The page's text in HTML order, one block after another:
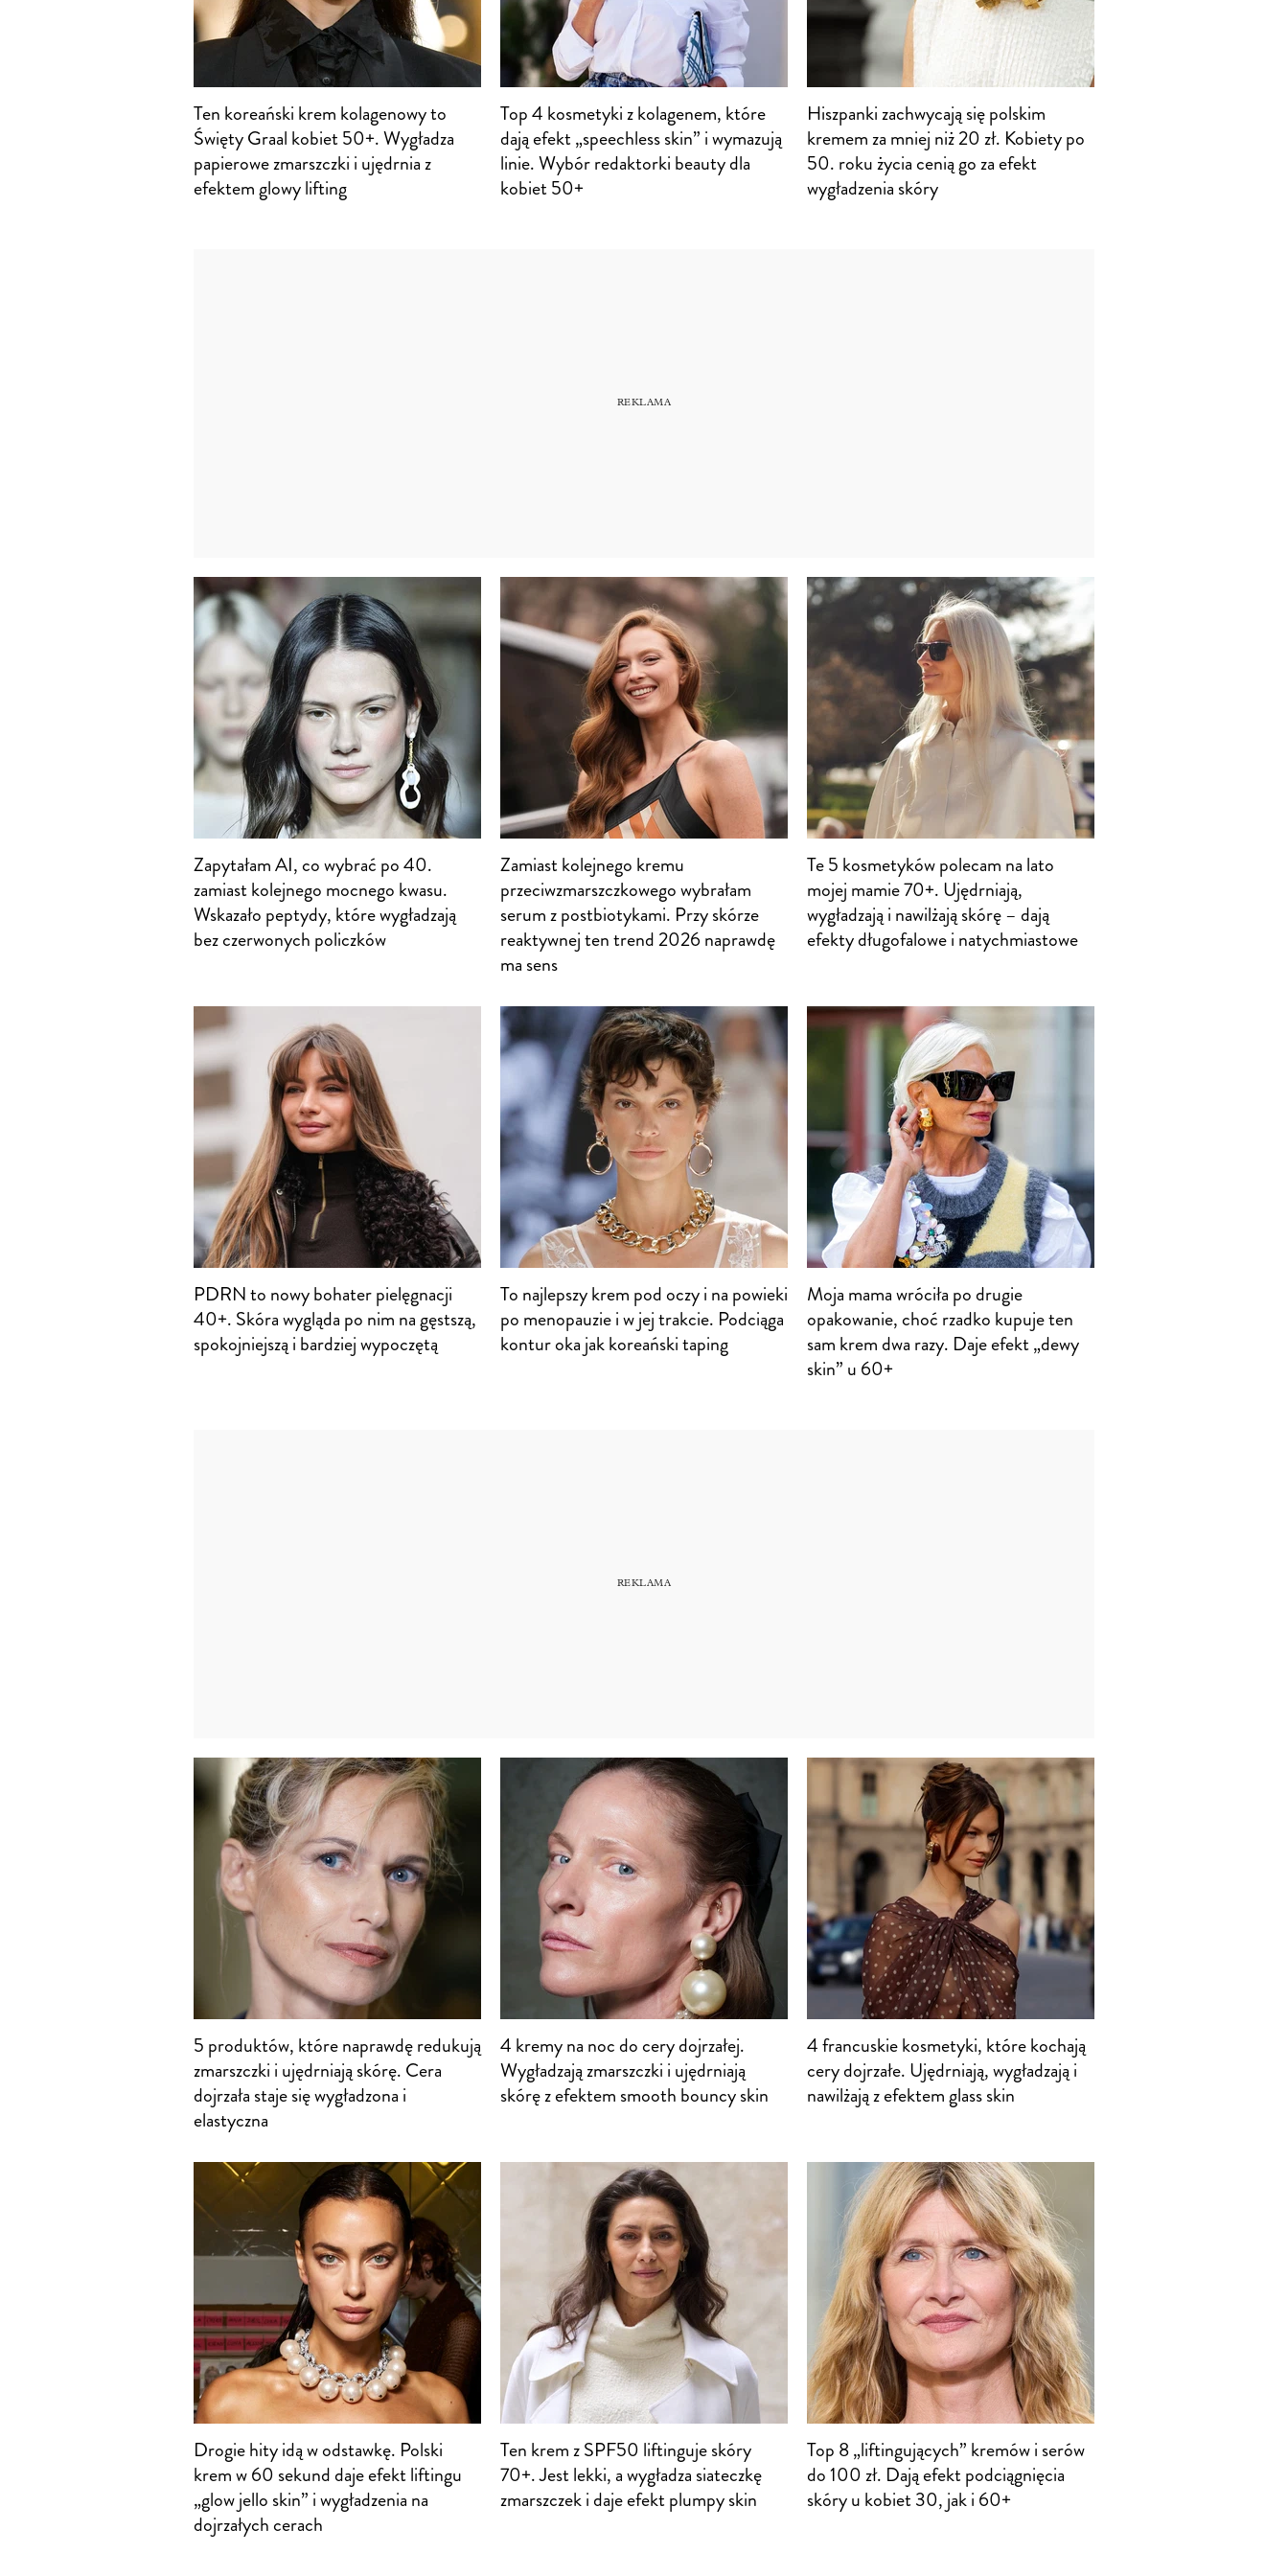
Ten koreański krem kolagenowy to
Święty Graal kobiet 50+. Wygładza
papierowe zmarszczki i ujędrnia z
efektem glowy lifting
Top 4 kosmetyki z kolagenem, które
dają efekt „speechless skin” i wymazują
linie. Wybór redaktorki beauty dla
kobiet 50+
Hiszpanki zachwycają się polskim
kremem za mniej niż 20 zł. Kobiety po
50. roku życia cenią go za efekt
wygładzenia skóry
Zapytałam AI, co wybrać po 40.
zamiast kolejnego mocnego kwasu.
Wskazało peptydy, które wygładzają
bez czerwonych policzków
Zamiast kolejnego kremu
przeciwzmarszczkowego wybrałam
serum z postbiotykami. Przy skórze
reaktywnej ten trend 2026 naprawdę
ma sens
Te 5 kosmetyków polecam na lato
mojej mamie 70+. Ujędrniają,
wygładzają i nawilżają skórę – dają
efekty długofalowe i natychmiastowe
PDRN to nowy bohater pielęgnacji
40+. Skóra wygląda po nim na gęstszą,
spokojniejszą i bardziej wypoczętą
To najlepszy krem pod oczy i na powieki
po menopauzie i w jej trakcie. Podciąga
kontur oka jak koreański taping
Moja mama wróciła po drugie
opakowanie, choć rzadko kupuje ten
sam krem dwa razy. Daje efekt „dewy
skin” u 60+
5 produktów, które naprawdę redukują
zmarszczki i ujędrniają skórę. Cera
dojrzała staje się wygładzona i
elastyczna
4 kremy na noc do cery dojrzałej.
Wygładzają zmarszczki i ujędrniają
skórę z efektem smooth bouncy skin
4 francuskie kosmetyki, które kochają
cery dojrzałe. Ujędrniają, wygładzają i
nawilżają z efektem glass skin
Drogie hity idą w odstawkę. Polski
krem w 60 sekund daje efekt liftingu
„glow jello skin” i wygładzenia na
dojrzałych cerach
Ten krem z SPF50 liftinguje skóry
70+. Jest lekki, a wygładza siateczkę
zmarszczek i daje efekt plumpy skin
Top 8 „liftingujących” kremów i serów
do 100 zł. Dają efekt podciągnięcia
skóry u kobiet 30, jak i 60+